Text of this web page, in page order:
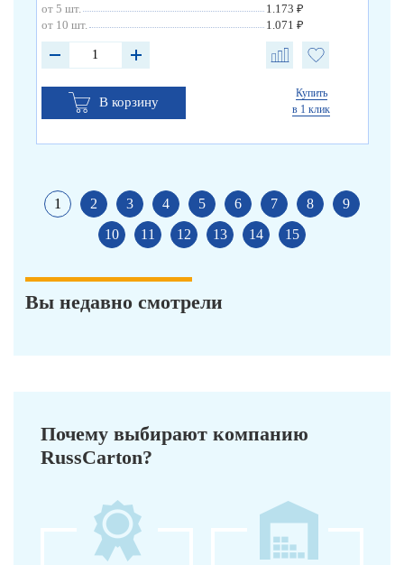
от 5 шт.
1.173 ₽
от 10 шт.
1.071 ₽
В корзину
Купить
в 1 клик
1 2 3 4 5 6 7 8
9
10
11 12 13 14 15
Вы недавно смотрели
Почему выбирают компанию
RussCarton?